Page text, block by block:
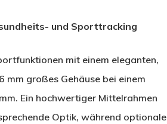
und Sporttracking
mit einem eleganten,
mm großes Gehäuse bei einem
Ein hochwertiger Mittelrahmen
Optik, während optionale